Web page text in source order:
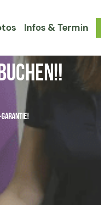
Infos & Termin